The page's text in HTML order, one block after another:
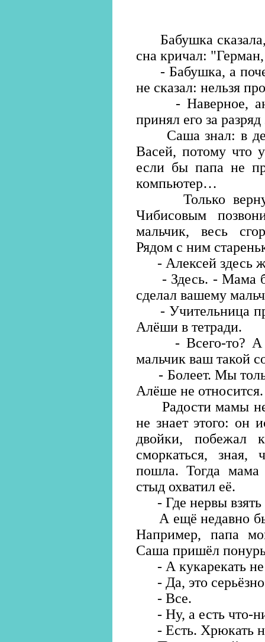
Бабушка сказала,
сна кричал:
- Бабушка, а
не сказал: нельзя
- Наверное,
принял его за
Саша знал: в
Васей, потому что
если бы папа не
компьютер…
Только
Чибисовым
мальчик, весь
Рядом с ним
- Алексей здесь
- Здесь. - Мама
сделал вашему
- Учительница
Алёши в тетради.
- Всего-то? А
мальчик ваш такой
- Болеет. Мы
Алёше не относится.
Радости мамы не
не знает этого: он
двойки, побежал
сморкаться,
пошла. Тогда
стыд охватил её.
- Где нервы взять
А ещё недавно
Например, папа
Саша пришёл
- А кукарекать
- Да, это
- Все.
- Ну, а есть что-
- Есть. Хрюкать